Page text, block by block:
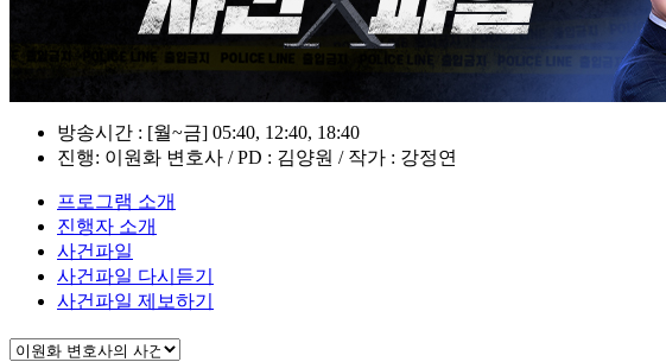
방송시간 : [월~금] 05:40, 12:40, 18:40
진행: 이원화 변호사 / PD : 김양원 / 작가 : 강정연
프로그램 소개
진행자 소개
사건파일
사건파일 다시듣기
사건파일 제보하기